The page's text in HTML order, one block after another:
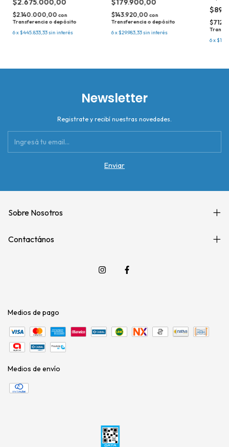
$2.675.000,00
$2.140.000,00 con
Transferencia o depósito
6x$445.833,33sin interés
$179.900,00
$143.920,00 con
Transferencia o depósito
6x$29.983,33sin interés
6x
Newsletter
Registrate y recibí nuestras novedades.
Sobre Nosotros
Contactános
Medios de pago
Medios de envío